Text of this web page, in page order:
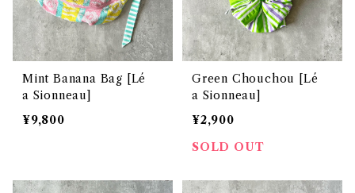
Mint Banana Bag [Lé
a Sionneau]
¥9,800
Green Chouchou [Lé
a Sionneau]
¥2,900
SOLD OUT